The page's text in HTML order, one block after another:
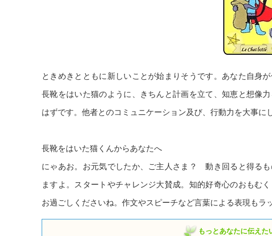
ときめきとともに新しいことが始まりそうです。あなた自身
長靴をはいた猫のように、きちんと計画を立て、知恵と想像
はずです。他者とのコミュニケーション及び、行動力を大事に
長靴をはいた猫くんからあなたへ
にゃあお。お元気でしたか、ご主人さま？ 動き回ると得る
ますよ。スタートやチャレンジ大賛成。知的好奇心のおもむ
お過ごしくださいね。作文やスピーチなど言葉による表現もラ
もっとあなたに伝えた